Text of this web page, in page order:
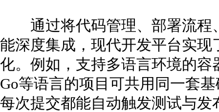
通过将代码管理、部署流程
能深度集成，现代开发平台实
化。例如，支持多语言环境的容
Go等语言的项目可共用同一套
每次提交都能自动触发测试与